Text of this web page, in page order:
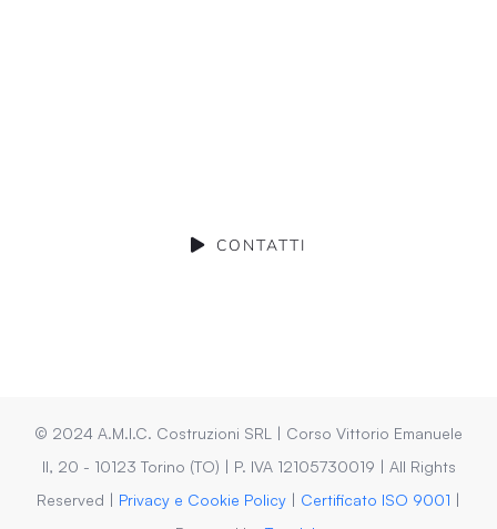
CONTATTI
© 2024 A.M.I.C. Costruzioni SRL | Corso Vittorio Emanuele
II, 20 - 10123 Torino (TO) | P. IVA 12105730019 | All Rights
Reserved | Privacy e Cookie Policy | Certificato ISO 9001 |